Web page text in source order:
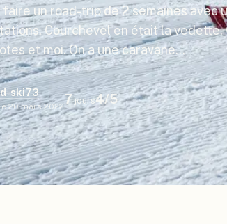
un road-trip de 2 semaines avec
Courchevel en était la vedette.
et moi. On a une caravane…
ski73
20 mars 2022
7jours4/5